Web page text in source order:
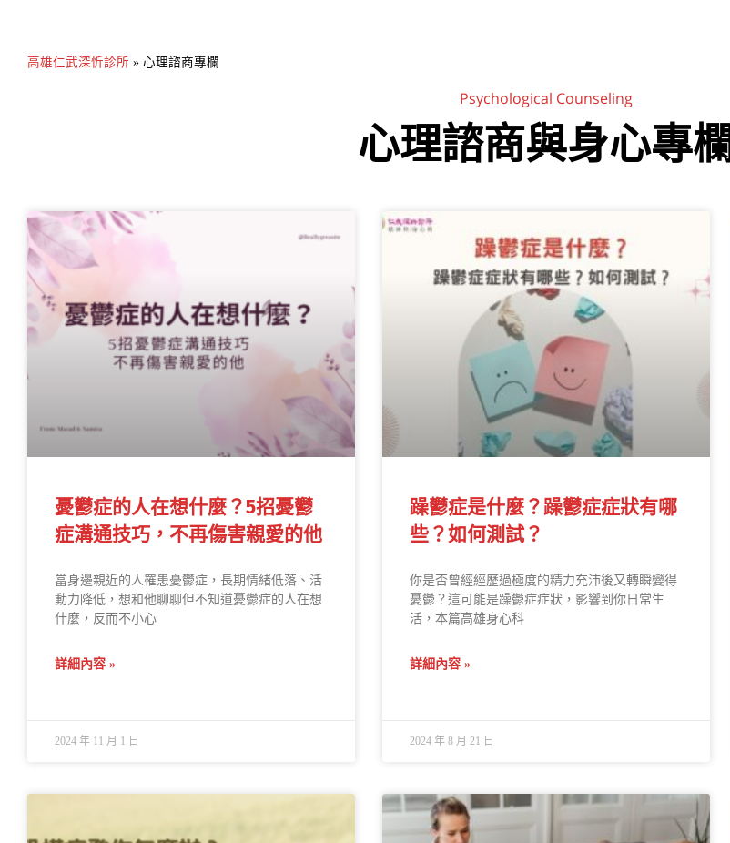
高雄仁武深忻診所 » 心理諮商專欄
Psychological Counseling
心理諮商與身心專欄
憂鬱症的人在想什麼？5招憂鬱
症溝通技巧，不再傷害親愛的他
當身邊親近的人罹患憂鬱症，長期情緒低落、活
動力降低，想和他聊聊但不知道憂鬱症的人在想
什麼，反而不小心
詳細內容 »
2024 年 11 月 1 日
躁鬱症是什麼？躁鬱症症狀有哪
些？如何測試？
你是否曾經經歷過極度的精力充沛後又轉瞬變得
憂鬱？這可能是躁鬱症症狀，影響到你日常生
活，本篇高雄身心科
詳細內容 »
2024 年 8 月 21 日